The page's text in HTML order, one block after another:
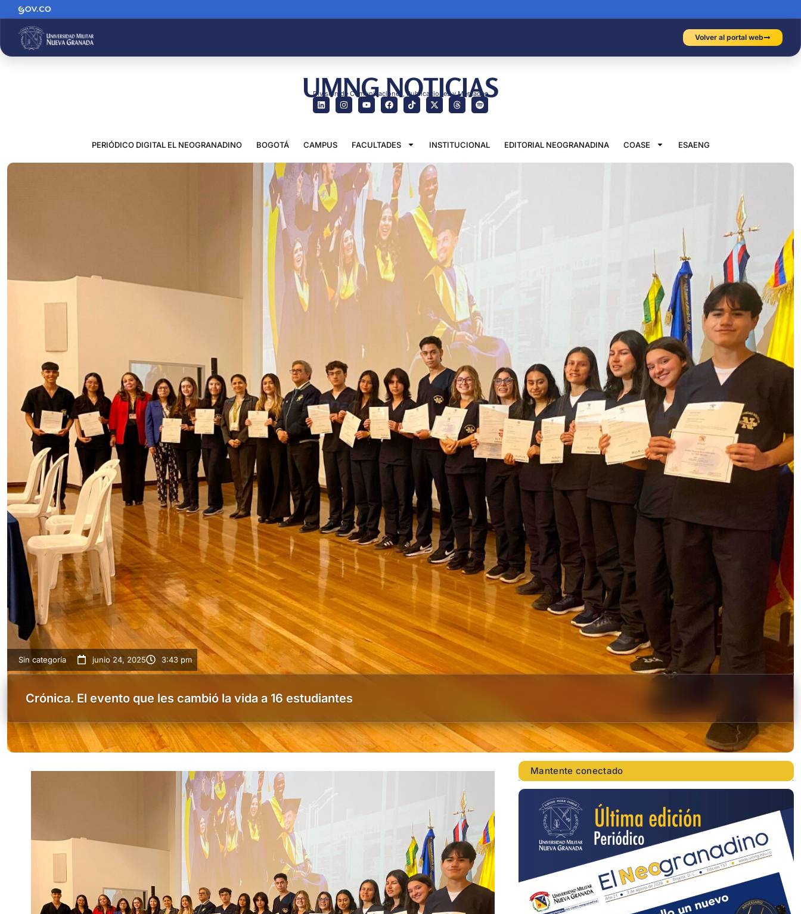
Volver al portal web
UMNG NOTICIAS
División de Comunicaciones, Publicaciones y Mercadeo
PERIÓDICO DIGITAL EL NEOGRANADINO BOGOTÁ CAMPUS FACULTADES INSTITUCIONAL EDITORIAL NEOGRANADINA COASE ESAENG
Sin categoría junio 24, 2025 3:43 pm
Crónica. El evento que les cambió la vida a 16 estudiantes
Mantente conectado